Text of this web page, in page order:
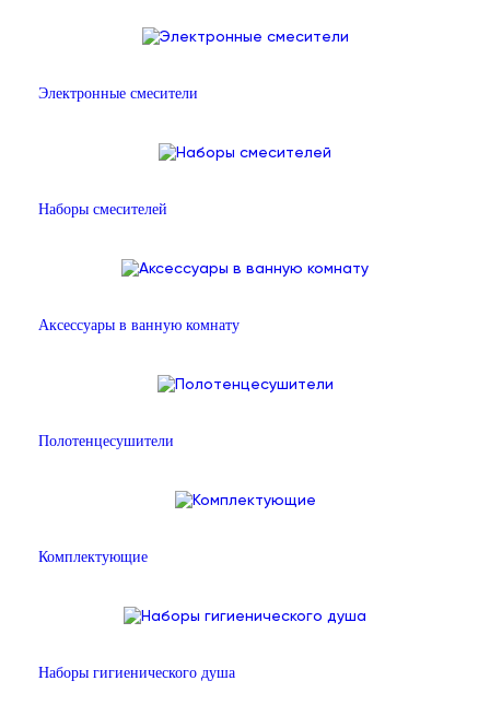
Электронные смесители
Наборы смесителей
Аксессуары в ванную комнату
Полотенцесушители
Комплектующие
Наборы гигиенического душа